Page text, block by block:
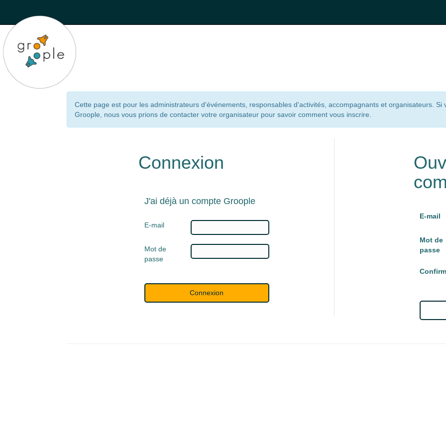
Cette page est pour les administrateurs d'événements, responsables d'activités, accompagnants et organisateurs.
Groople, nous vous prions de contacter votre organisateur pour savoir comment vous inscrire.
Connexion
J'ai déjà un compte Groople
E-mail
Mot de
passe
E-mail
Mot de
passe